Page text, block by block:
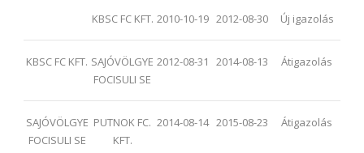
KBSC FC KFT. 2010-10-19 2012-08-30 Új igazolás
KBSC FC KFT. SAJÓVÖLGYE
FOCISULI SE
2012-08-31 2014-08-13 Átigazolás
SAJÓVÖLGYE
FOCISULI SE
PUTNOK FC.
KFT.
2014-08-14 2015-08-23 Átigazolás